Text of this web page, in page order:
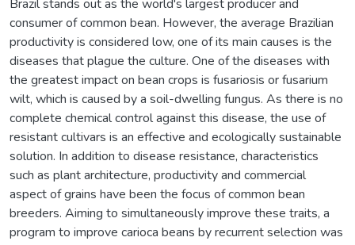
Brazil stands out as the world's largest producer and
consumer of common bean. However, the average Brazilian
productivity is considered low, one of its main causes is the
diseases that plague the culture. One of the diseases with
the greatest impact on bean crops is fusariosis or fusarium
wilt, which is caused by a soil-dwelling fungus. As there is no
complete chemical control against this disease, the use of
resistant cultivars is an effective and ecologically sustainable
solution. In addition to disease resistance, characteristics
such as plant architecture, productivity and commercial
aspect of grains have been the focus of common bean
breeders. Aiming to simultaneously improve these traits, a
program to improve carioca beans by recurrent selection was